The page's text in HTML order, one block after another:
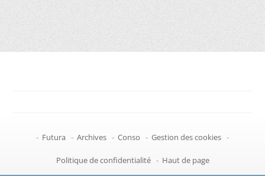
- Futura - Archives - Conso - Gestion des cookies -
Politique de confidentialité - Haut de page